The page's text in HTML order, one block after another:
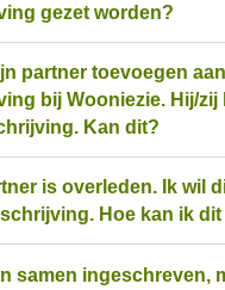
gezet worden?
bij Wooniezie. Hij/zij
Kan dit?
Hoe kan ik